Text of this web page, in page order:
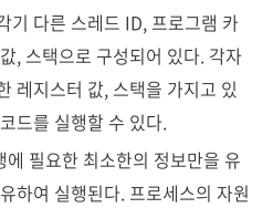
기 다른 스레드 ID, 프로그램 카
, 스택으로 구성되어 있다. 각자
레지스터 값, 스택을 가지고 있
드를 실행할 수 있다.
필요한 최소한의 정보만을 유
하여 실행된다. 프로세스의 자원